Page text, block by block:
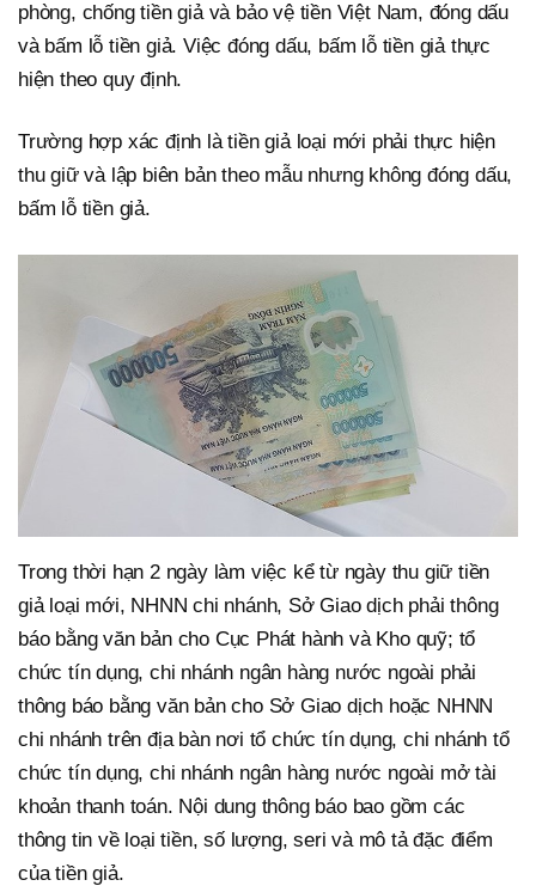
phòng, chống tiền giả và bảo vệ tiền Việt Nam, đóng dấu
và bấm lỗ tiền giả. Việc đóng dấu, bấm lỗ tiền giả thực
hiện theo quy định.
Trường hợp xác định là tiền giả loại mới phải thực hiện
thu giữ và lập biên bản theo mẫu nhưng không đóng dấu,
bấm lỗ tiền giả.
Trong thời hạn 2 ngày làm việc kể từ ngày thu giữ tiền
giả loại mới, NHNN chi nhánh, Sở Giao dịch phải thông
báo bằng văn bản cho Cục Phát hành và Kho quỹ; tổ
chức tín dụng, chi nhánh ngân hàng nước ngoài phải
thông báo bằng văn bản cho Sở Giao dịch hoặc NHNN
chi nhánh trên địa bàn nơi tổ chức tín dụng, chi nhánh tổ
chức tín dụng, chi nhánh ngân hàng nước ngoài mở tài
khoản thanh toán. Nội dung thông báo bao gồm các
thông tin về loại tiền, số lượng, seri và mô tả đặc điểm
của tiền giả.